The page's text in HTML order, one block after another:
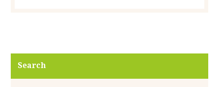
Search